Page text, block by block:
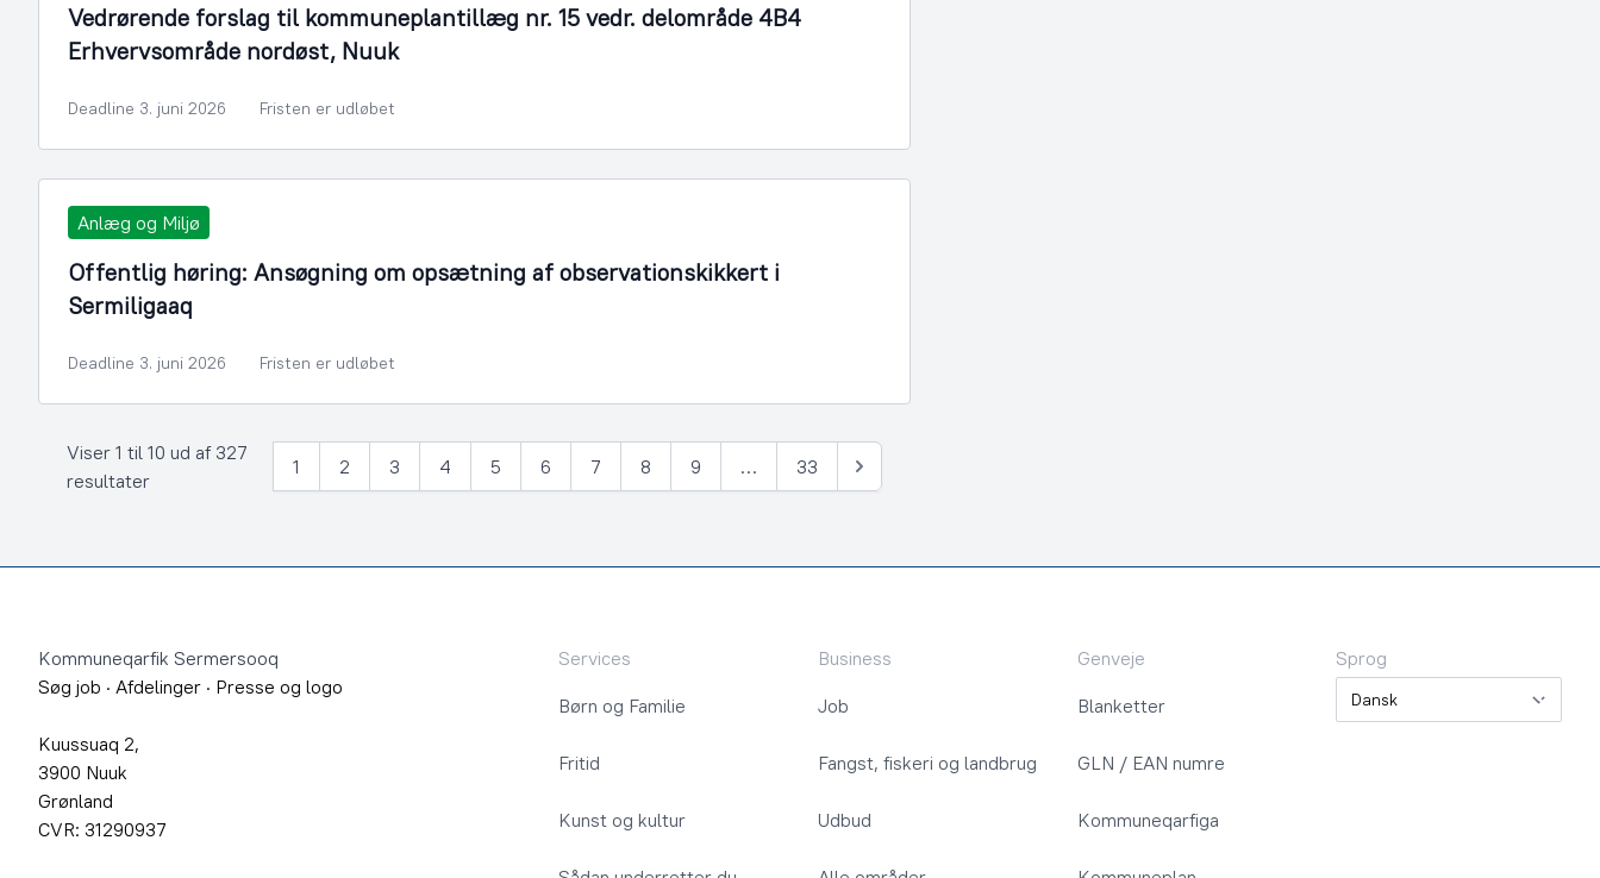
Vedrørende forslag til kommuneplantillæg nr. 15 vedr. delområde 4B4
Erhvervsområde nordøst, Nuuk
Deadline 3. juni 2026 Fristen er udløbet
Anlæg og Miljø
Offentlig høring: Ansøgning om opsætning af observationskikkert i
Sermiligaaq
Deadline 3. juni 2026 Fristen er udløbet
Viser 1 til 10 ud af 327
resultater
1 2 3 4 5 6 7 8 9 … 33
Næste
Kommuneqarfik Sermersooq
Søg job · Afdelinger · Presse og logo
Kuussuaq 2,
3900 Nuuk
Grønland
CVR: 31290937
Services
Børn og Familie
Fritid
Kunst og kultur
Business
Job
Fangst, fiskeri og landbrug
Udbud
Genveje
Blanketter
GLN / EAN numre
Kommuneqarfiga
Sprog
Sprog